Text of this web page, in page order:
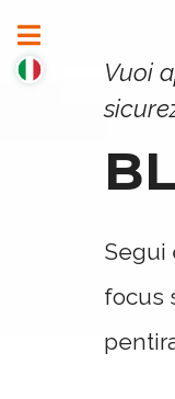
Vuoi
Segui
focus